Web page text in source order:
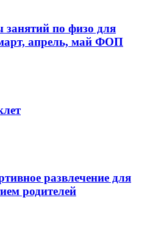
по физо для
апрель, май ФОП
развлечение для
родителей